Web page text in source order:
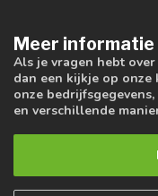
Meer informatie
Als je vragen hebt
dan een kijkje op onze
onze
en verschillende